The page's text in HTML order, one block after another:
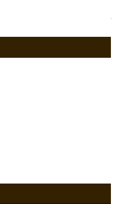
判几年
严重的民事犯罪和经济犯罪，也
处有期徒刑，偷盗资金罪就是其
呢？网站整理相关内容，希望对
业资格考试并依法取得律师执业
律师可分为专职律师与兼职律
民事律师、刑事律师和行政律
社会律师、公司律师和公职律
诉讼代理或者辩护业务等法律服